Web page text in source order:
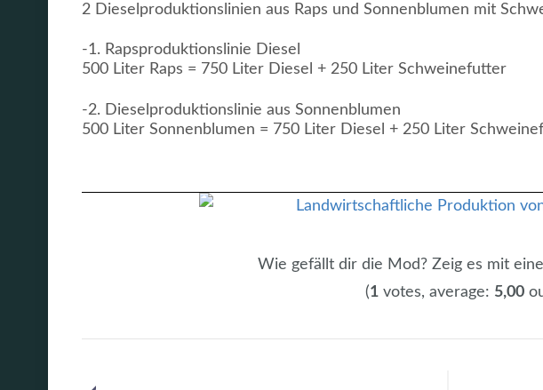
2 Dieselproduktionslinien aus Raps und Sonnenblumen mit
-1. Rapsproduktionslinie Diesel
500 Liter Raps = 750 Liter Diesel + 250 Liter Schweinefutter
-2. Dieselproduktionslinie aus Sonnenblumen
500 Liter Sonnenblumen = 750 Liter Diesel + 250 Liter
Wie gefällt dir die Mod? Zeig es mit
(1votes, average: 5,00